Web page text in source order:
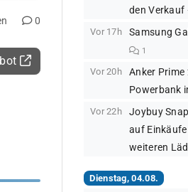
0
den Verkauf
Vor 17h Samsung
1
Vor 20h
Anker
Powerbank
Vor 22h
Joybuy
auf Einkäufe
weiteren
Dienstag, 04.08.